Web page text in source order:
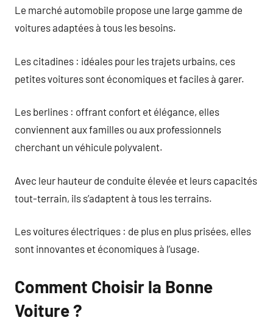
Le marché automobile propose une large gamme de
voitures adaptées à tous les besoins.
Les citadines : idéales pour les trajets urbains, ces
petites voitures sont économiques et faciles à garer.
Les berlines : offrant confort et élégance, elles
conviennent aux familles ou aux professionnels
cherchant un véhicule polyvalent.
Avec leur hauteur de conduite élevée et leurs capacités
tout-terrain, ils s’adaptent à tous les terrains.
Les voitures électriques : de plus en plus prisées, elles
sont innovantes et économiques à l’usage.
Comment Choisir la Bonne
Voiture ?